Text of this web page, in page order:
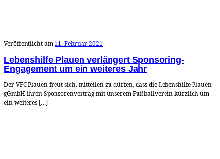
Veröffentlicht am 11. Februar 2021
Lebenshilfe Plauen verlängert Sponsoring-
Engagement um ein weiteres Jahr
Der VFC Plauen freut sich, mitteilen zu dürfen, dass die Lebenshilfe Plauen
gGmbH ihren Sponsorenvertrag mit unserem Fußballverein kürzlich um
ein weiteres […]